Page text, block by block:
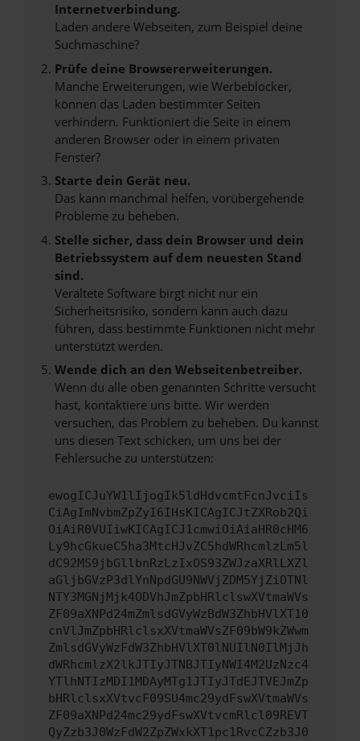
Internetverbindung.
Laden andere Webseiten, zum Beispiel deine
Suchmaschine?
Prüfe deine Browsererweiterungen.
Manche Erweiterungen, wie Werbeblocker,
können das Laden bestimmter Seiten
verhindern. Funktioniert die Seite in einem
anderen Browser oder in einem privaten
Fenster?
Starte dein Gerät neu.
Das kann manchmal helfen, vorübergehende
Probleme zu beheben.
Stelle sicher, dass dein Browser und dein
Betriebssystem auf dem neuesten Stand
sind.
Veraltete Software birgt nicht nur ein
Sicherheitsrisiko, sondern kann auch dazu
führen, dass bestimmte Funktionen nicht mehr
unterstützt werden.
Wende dich an den Webseitenbetreiber.
Wenn du alle oben genannten Schritte versucht
hast, kontaktiere uns bitte. Wir werden
versuchen, das Problem zu beheben. Du kannst
uns diesen Text schicken, um uns bei der
Fehlersuche zu unterstützen:
ewogICJuYW1lIjogIk5ldHdvcmtFcnJvciIs
CiAgImNvbmZpZyI6IHsKICAgICJtZXRob2Qi
OiAiR0VUIiwKICAgICJ1cmwiOiAiaHR0cHM6
Ly9hcGkueC5ha3MtcHJvZC5hdWRhcmlzLm5l
dC92MS9jbGllbnRzLzIxOS93ZWJzaXRlLXZl
aGljbGVzP3dlYnNpdGU9NWVjZDM5YjZiOTNl
NTY3MGNjMjk4ODVhJmZpbHRlclswXVtmaWVs
ZF09aXNPd24mZmlsdGVyWzBdW3ZhbHVlXT10
cnVlJmZpbHRlclsxXVtmaWVsZF09bW9kZWwm
ZmlsdGVyWzFdW3ZhbHVlXT0lNUIlN0IlMjJh
dWRhcmlzX2lkJTIyJTNBJTIyNWI4M2UzNzc4
YTlhNTIzMDI1MDAyMTg1JTIyJTdEJTVEJmZp
bHRlclsxXVtvcF09SU4mc29ydFswXVtmaWVs
ZF09aXNPd24mc29ydFswXVtvcmRlcl09REVT
QyZzb3J0WzFdW2ZpZWxkXT1pc1RvcCZzb3J0